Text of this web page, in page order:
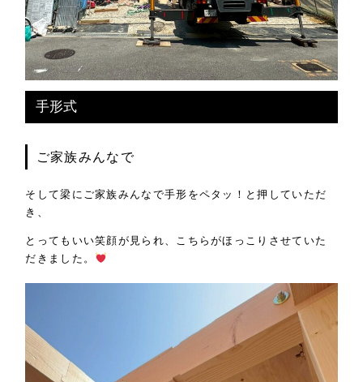
手形式
ご家族みんなで
そして梁にご家族みんなで手形をペタッ！と押していただ
き、
とってもいい笑顔が見られ、こちらがほっこりさせていた
だきました。